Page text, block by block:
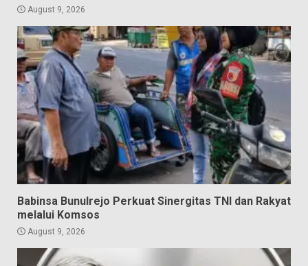
August 9, 2026
Babinsa Bunulrejo Perkuat Sinergitas TNI dan Rakyat
melalui Komsos
August 9, 2026